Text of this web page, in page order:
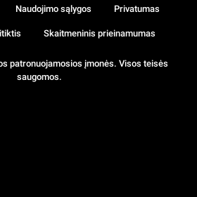
patronuojamosios įmonės. Visos teisės
saugomos.
Naudojimo sąlygos Privatumas
Skaitmeninis prieinamumas